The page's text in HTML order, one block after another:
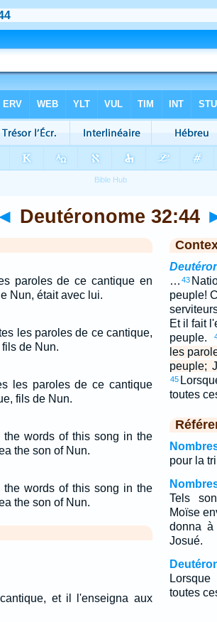
Deutéronome 32:44
paroles de ce cantique en
Nun, était avec lui.
les paroles de ce cantique,
de Nun.
les paroles de ce cantique
fils de Nun.
words of this song in the
the son of Nun.
words of this song in the
the son of Nun.
et il l'enseigna aux
… 43
peuple!
Et il fait
peuple.
les
peuple;
45
toutes
pour la
Tels
Moïse
donna
Josué.
toutes